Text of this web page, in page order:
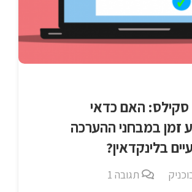
סקילס: האם כדאי
זמן במבחני ההערכה
בלינקדאין?
תגובה1